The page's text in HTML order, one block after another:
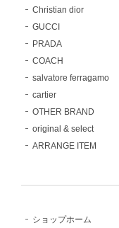
Christian dior
GUCCI
PRADA
COACH
salvatore ferragamo
cartier
OTHER BRAND
original & select
ARRANGE ITEM
ショップホーム